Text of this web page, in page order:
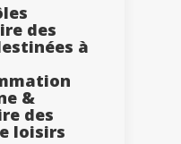
des
à
&
des
loisirs